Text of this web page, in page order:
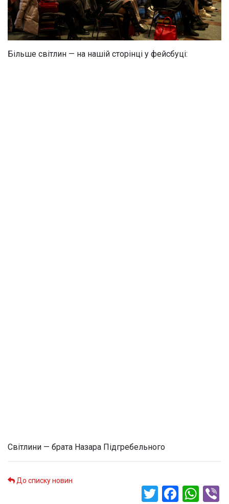
Більше світлин — на нашій сторінці у фейсбуці:
Світлини — брата Назара Підгребельного
До списку новин
Twitter